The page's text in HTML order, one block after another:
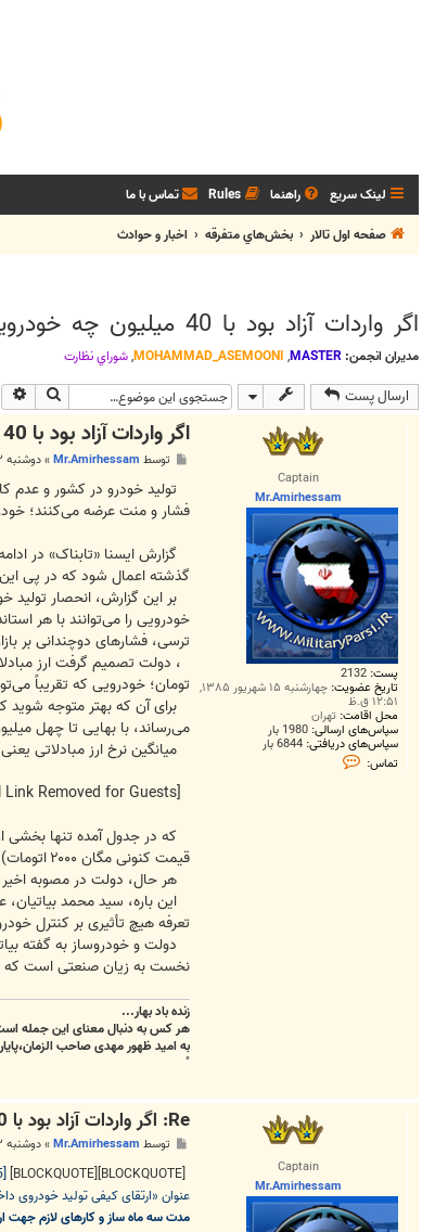
لینک سریع راهنما Rules تماس با ما
صفحه اول تالار
بخش‌‌هاي متفرقه اخبار و حوادث
اگر واردات آزاد بود با 40 میلیون چه خودرویی می‌شد خرید؟
مدیران انجمن: MASTER
,
MOHAMMAD_ASEMOONI
,شوراي نظارت
ارسال پست جستجو
Captain
Mr.Amirhessam
پست: 2132
تاریخ عضویت: چهارشنبه ۱۵ شهریور ۱۳۸۵,
۱۲:۵۱ ق.ظ
محل اقامت: تهران
سپاس‌های ارسالی: 1980 بار
سپاس‌های دریافتی: 6844 بار
تماس:
ت
اگر واردات آزاد بود با 40 میلیون چه خودرویی می‌شد خرید؟
ت
توسط Mr.Amirhessam
»دوشنبه ۲۳ بهمن ۱۳۹۱, ۳:۲۵ ب.ظ
تولید خودرو در کشور و عدم
فشار و منت عرضه می‌کنند؛
گزارش ایسنا «تابناک» در
گذشته اعمال شود که در پی این
بر این گزارش، انحصار
خودرویی را می‌توانند با هر
ترسی، فشارهای دوچندانی بر
تومان؛ خودرویی که تقریباً
برای آن که بهتر متوجه شوید
می‌رساند، با بهایی تا چهل
میانگین نرخ ارز مبادلاتی یعنی ۲۵۰۰ تومان را مبنا بگیریم، تا سقف چهل میلیون تومان (برابر با شانزده هزار دلار) توان خرید و حق انتخاب‌ شما مواردی همچون موارد زیر خواهد بود:
[External Link Removed for Guests]
که در جدول آمده تنها بخشی
قیمت کنونی مگان ۲۰۰۰ اتومات) راضی باشید، در آن صورت می‌توانید به برندهایی چون مرسدس بنز و BMW نیز بیندیشید.
هر حال، دولت در مصوبه اخیر خود اشاره کرده است که
تعرفه هیچ تأثیری بر کنترل
دولت و خودروساز به گفته
نخست به زیان صنعتی است که
زنده باد بهار...
هر کس به دنبال معنای این جمله
به امید ظهور مهدی صاحب
"
Captain
Mr.Amirhessam
Re: اگر واردات آزاد بود با 40 میلیون چه خودرویی می‌شد خرید؟
ت
توسط Mr.Amirhessam
»دوشنبه ۲۳ بهمن ۱۳۹۱, ۳:۳۱ ب.ظ
[BLOCKQUOTE][BLOCKQUOTE] [SIZE=85]دنياي اقتصاد- نمایندگان مجلس یک فوریت طرحی را به تصویب رساندند که در صورت نهایی شدن، تعرفه واردات خودرو را به سطح سال گذشته؛
عنوان «ارتقای کیفی تولید خودروی